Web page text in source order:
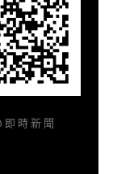
即 時 新 聞